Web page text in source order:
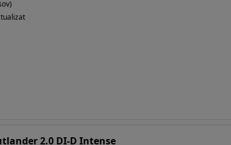
2.0 DI-D Intense